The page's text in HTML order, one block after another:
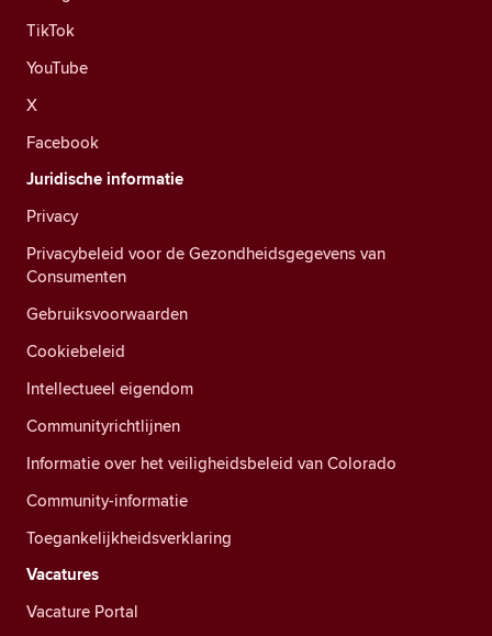
TikTok
YouTube
X
Facebook
Juridische informatie
Privacy
Privacybeleid voor de Gezondheidsgegevens van
Consumenten
Gebruiksvoorwaarden
Cookiebeleid
Intellectueel eigendom
Communityrichtlijnen
Informatie over het veiligheidsbeleid van Colorado
Community-informatie
Toegankelijkheidsverklaring
Vacatures
Vacature Portal